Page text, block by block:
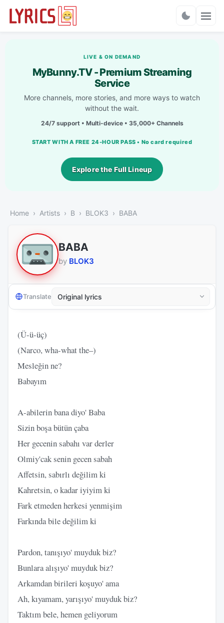
LIVE & ON DEMAND
MyBunny.TV - Premium Streaming
Service
More channels, more stories, and more ways to watch
without the wait.
24/7 support • Multi-device • 35,000+ Channels
START WITH A FREE 24-HOUR PASS • No card required
Explore the Full Lineup
Home Artists B BLOK3 BABA
BABA
by BLOK3
Translate
(Ü-ü-üç)
(Narco, wha-what the–)
Mesleğin ne?
Babayım
A-abilerin bana diyo' Baba
Sizin boşa bütün çaba
Her gecenin sabahı var derler
Olmiy'cak senin gecen sabah
Affetsin, sabırlı değilim ki
Kahretsin, o kadar iyiyim ki
Fark etmeden herkesi yenmişim
Farkında bile değilim ki
Pardon, tanışıyo' muyduk biz?
Bunlara alışıyo' muyduk biz?
Arkamdan birileri koşuyo' ama
Ah, kıyamam, yarışıyo' muyduk biz?
Taktım bele, hemen geliyorum